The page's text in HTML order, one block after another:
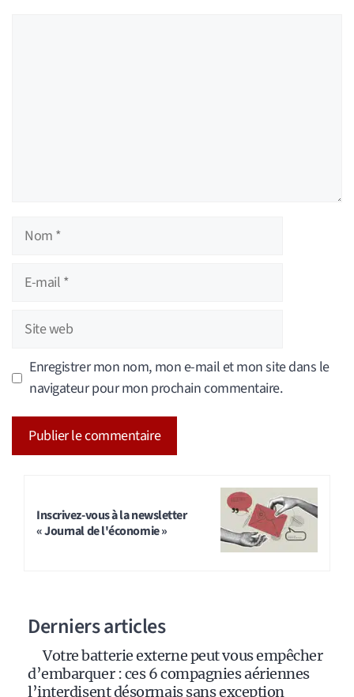
Nom
Site
web
Enregistrer mon nom, mon e-mail et mon site dans le
navigateur pour mon prochain commentaire.
Inscrivez-vous à la newsletter
« Journal de l'économie »
Derniers articles
Votre batterie externe peut vous empêcher
d’embarquer : ces 6 compagnies aériennes
l’interdisent désormais sans exception